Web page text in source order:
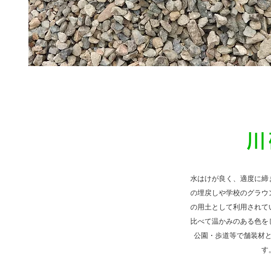
水はけが良く、適度に
の埋戻しや学校のグラ
の用土として利用され
比べて温かみのある色
公園・歩道等で舗装材
す。